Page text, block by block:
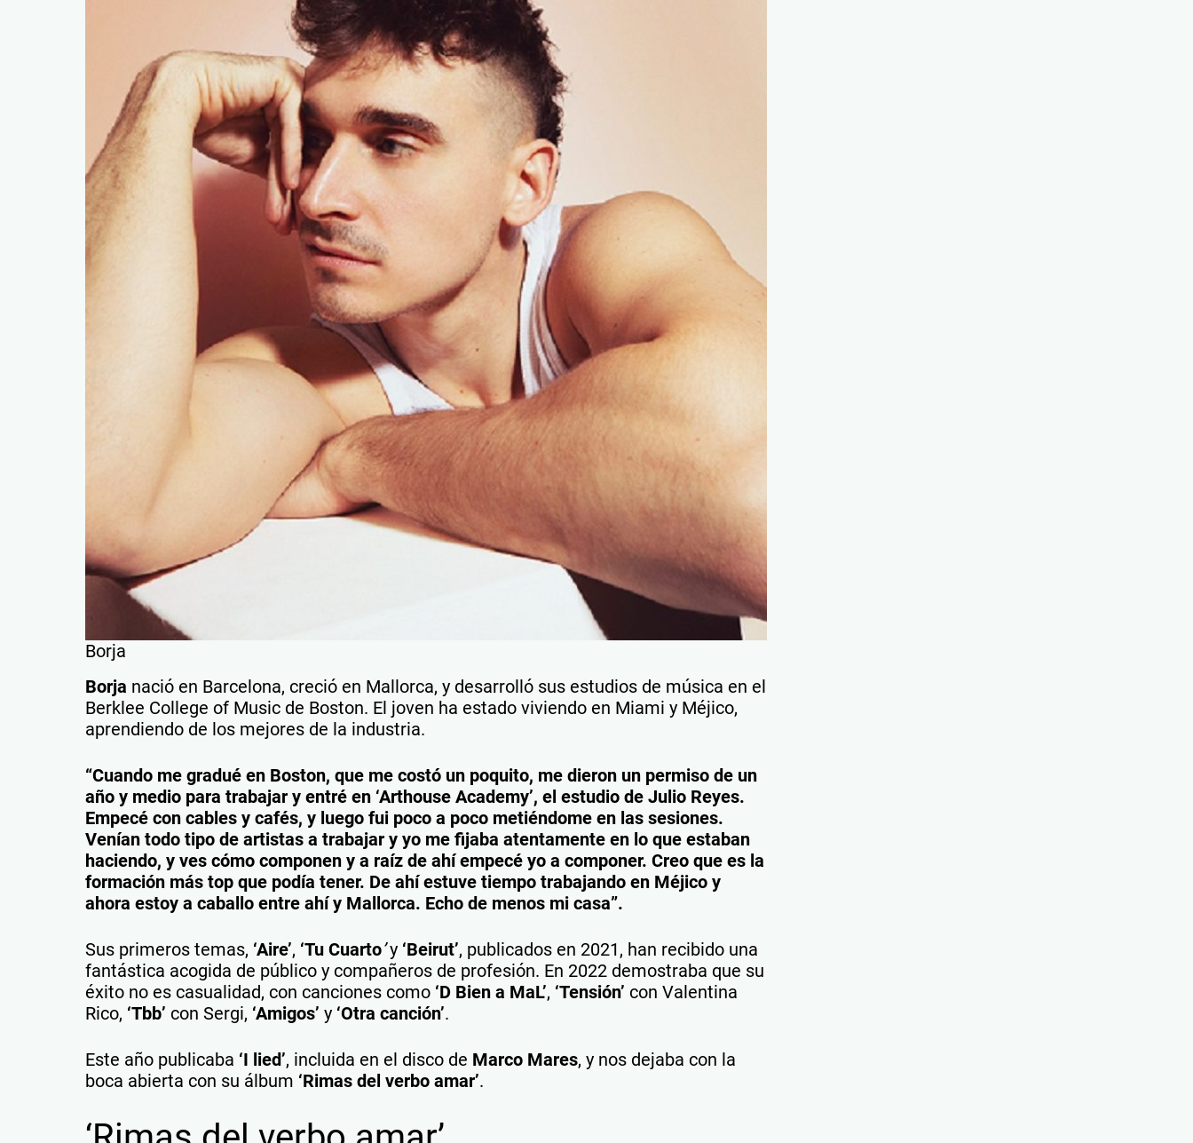
Borja
Borja nació en Barcelona, creció en Mallorca, y desarrolló sus estudios de música en el
Berklee College of Music de Boston. El joven ha estado viviendo en Miami y Méjico,
aprendiendo de los mejores de la industria.
“Cuando me gradué en Boston, que me costó un poquito, me dieron un permiso de un
año y medio para trabajar y entré en ‘Arthouse Academy’, el estudio de Julio Reyes.
Empecé con cables y cafés, y luego fui poco a poco metiéndome en las sesiones.
Venían todo tipo de artistas a trabajar y yo me fijaba atentamente en lo que estaban
haciendo, y ves cómo componen y a raíz de ahí empecé yo a componer. Creo que es la
formación más top que podía tener. De ahí estuve tiempo trabajando en Méjico y
ahora estoy a caballo entre ahí y Mallorca. Echo de menos mi casa”.
Sus primeros temas, ‘Aire’, ‘Tu Cuarto’y ‘Beirut’, publicados en 2021, han recibido una
fantástica acogida de público y compañeros de profesión. En 2022 demostraba que su
éxito no es casualidad, con canciones como ‘D Bien a MaL’, ‘Tensión’ con Valentina
Rico, ‘Tbb’ con Sergi, ‘Amigos’ y ‘Otra canción’.
Este año publicaba ‘I lied’, incluida en el disco de Marco Mares, y nos dejaba con la
boca abierta con su álbum ‘Rimas del verbo amar’.